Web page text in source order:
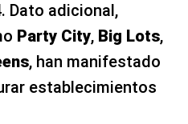
Dato adicional,
Party City, Big Lots,
, han manifestado
establecimientos